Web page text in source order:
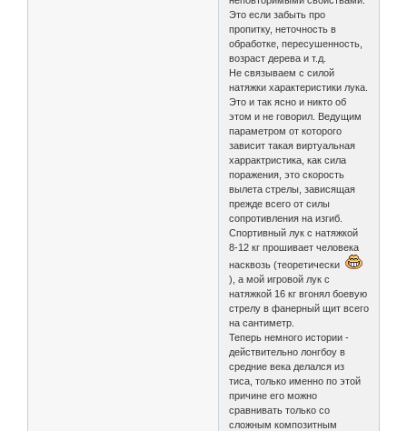
Это если забыть про
пропитку, неточность в
обработке, пересушенность,
возраст дерева и т.д.
Не связываем с силой
натяжки характеристики лука.
Это и так ясно и никто об
этом и не говорил. Ведущим
параметром от которого
зависит такая виртуальная
харрактристика, как сила
поражения, это скорость
вылета стрелы, зависящая
прежде всего от силы
сопротивления на изгиб.
Спортивный лук с натяжкой
8-12 кг прошивает человека
насквозь (теоретически
), а мой игровой лук с
натяжкой 16 кг вгонял боевую
стрелу в фанерный щит всего
на сантиметр.
Теперь немного истории -
действительно лонгбоу в
средние века делался из
тиса, только именно по этой
причине его можно
сравнивать только со
сложным композитным